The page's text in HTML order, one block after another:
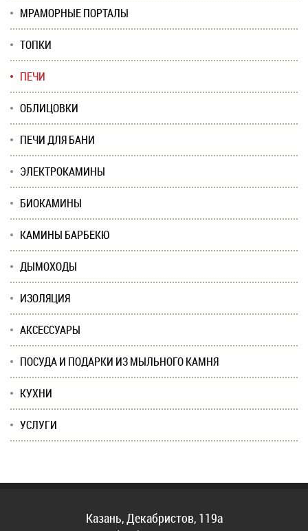
МРАМОРНЫЕ ПОРТАЛЫ
ТОПКИ
ПЕЧИ
ОБЛИЦОВКИ
ПЕЧИ ДЛЯ БАНИ
ЭЛЕКТРОКАМИНЫ
БИОКАМИНЫ
КАМИНЫ БАРБЕКЮ
ДЫМОХОДЫ
ИЗОЛЯЦИЯ
АКСЕССУАРЫ
ПОСУДА И ПОДАРКИ ИЗ МЫЛЬНОГО КАМНЯ
КУХНИ
УСЛУГИ
Казань, Декабристов, 119а